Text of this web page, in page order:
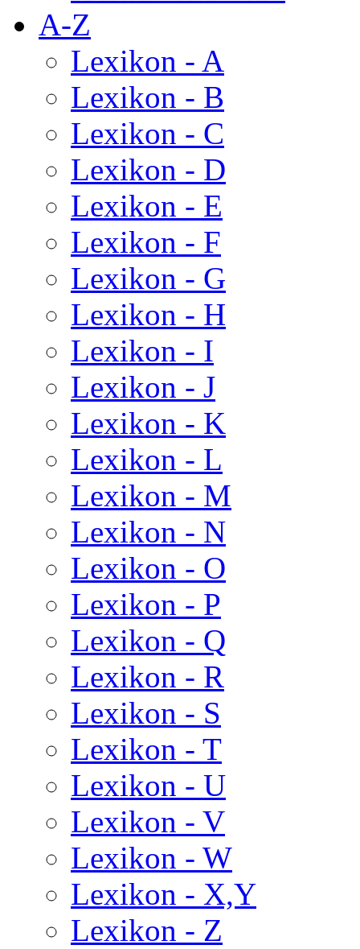
A-Z
Lexikon - A
Lexikon - B
Lexikon - C
Lexikon - D
Lexikon - E
Lexikon - F
Lexikon - G
Lexikon - H
Lexikon - I
Lexikon - J
Lexikon - K
Lexikon - L
Lexikon - M
Lexikon - N
Lexikon - O
Lexikon - P
Lexikon - Q
Lexikon - R
Lexikon - S
Lexikon - T
Lexikon - U
Lexikon - V
Lexikon - W
Lexikon - X,Y
Lexikon - Z